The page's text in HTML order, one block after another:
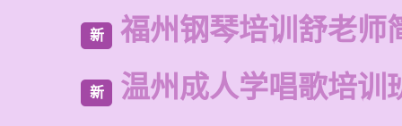
新 福州钢琴培训舒老师
新 温州成人学唱歌培训